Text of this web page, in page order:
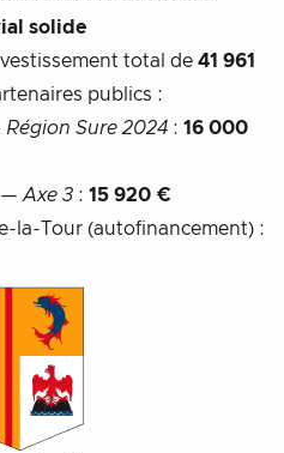
solide
total de 41 961
publics :
Région Sure 2024 : 16 000
— Axe 3 : 15 920 €
la-Tour (autofinancement) :